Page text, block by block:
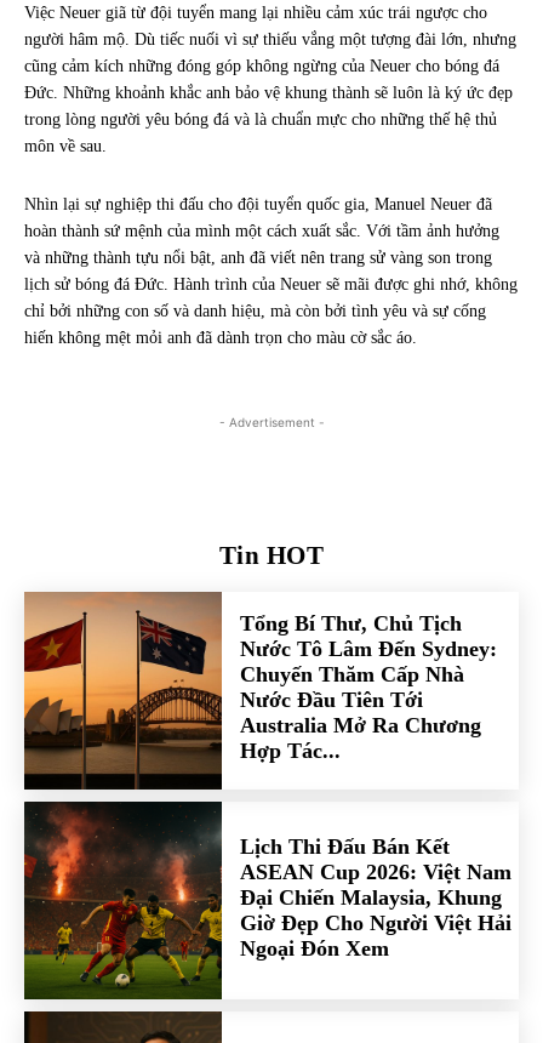
Tin HOT
Tổng Bí Thư, Chủ Tịch
Nước Tô Lâm Đến Sydney:
Chuyến Thăm Cấp Nhà
Nước Đầu Tiên Tới
Australia Mở Ra Chương
Hợp Tác...
Lịch Thi Đấu Bán Kết
ASEAN Cup 2026: Việt Nam
Đại Chiến Malaysia, Khung
Giờ Đẹp Cho Người Việt Hải
Ngoại Đón Xem
Việc Neuer giã từ đội tuyển mang lại nhiều cảm xúc trái ngược cho
người hâm mộ. Dù tiếc nuối vì sự thiếu vắng một tượng đài lớn, nhưng
cũng cảm kích những đóng góp không ngừng của Neuer cho bóng đá
Đức. Những khoảnh khắc anh bảo vệ khung thành sẽ luôn là ký ức đẹp
trong lòng người yêu bóng đá và là chuẩn mực cho những thế hệ thủ
môn về sau.
Nhìn lại sự nghiệp thi đấu cho đội tuyển quốc gia, Manuel Neuer đã
hoàn thành sứ mệnh của mình một cách xuất sắc. Với tầm ảnh hưởng
và những thành tựu nổi bật, anh đã viết nên trang sử vàng son trong
lịch sử bóng đá Đức. Hành trình của Neuer sẽ mãi được ghi nhớ, không
chỉ bởi những con số và danh hiệu, mà còn bởi tình yêu và sự cống
hiến không mệt mỏi anh đã dành trọn cho màu cờ sắc áo.
- Advertisement -